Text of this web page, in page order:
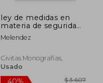
ley de medidas en
materia de seguridad
social
Melendez
Civitas Monografias,
Usado